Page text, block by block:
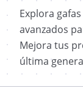
Explora
avanzados
Mejora tus
última